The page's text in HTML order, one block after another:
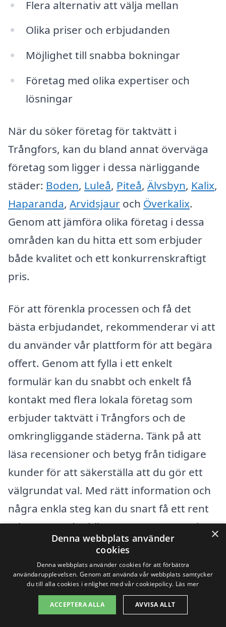
Flera alternativ att välja mellan
Olika priser och erbjudanden
Möjlighet till snabba bokningar
Företag med olika expertiser och
lösningar
När du söker företag för taktvätt i
Trångfors, kan du bland annat överväga
företag som ligger i dessa närliggande
städer: Boden, Luleå, Piteå, Älvsbyn, Kalix,
Haparanda, Arvidsjaur och Överkalix.
Genom att jämföra olika företag i dessa
områden kan du hitta ett som erbjuder
både kvalitet och ett konkurrenskraftigt
pris.
För att förenkla processen och få det
bästa erbjudandet, rekommenderar vi att
du använder vår plattform för att begära
offert. Genom att fylla i ett enkelt
formulär kan du snabbt och enkelt få
kontakt med flera lokala företag som
erbjuder taktvätt i Trångfors och de
omkringliggande städerna. Tänk på att
läsa recensioner och betyg från tidigare
kunder för att säkerställa att du gör ett
välgrundat val. Med rätt information och
några enkla steg kan du snart få ett rent
tak utan att det blir en stor ansträngning.
Få 3 erbjudanden, gratis och utan
förpliktelser
Innehållsförteckning gömma
×
Denna webbplats använder
cookies
Denna webbplats använder cookies för att förbättra
användarupplevelsen. Genom att använda vår webbplats samtycker
du till alla cookies i enlighet med vår cookiepolicy. Läs mer
ACCEPTERA ALLA AVVISA ALLT